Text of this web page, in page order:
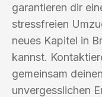
garantieren dir
stressfreien
neues Kapitel in
kannst.
gemeinsam
unvergesslichen